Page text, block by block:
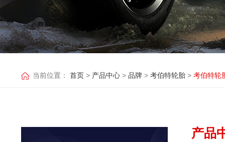
当前位置： 首页 > 产品中心 > 品牌 > 考伯特轮胎 > 考伯特轮
产品